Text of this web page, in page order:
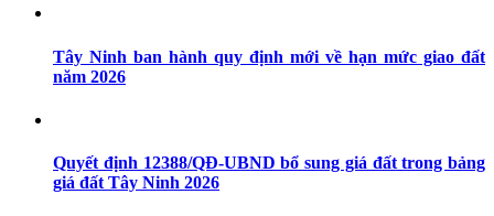
Tây Ninh ban hành quy định mới về hạn mức giao đất
năm 2026
Quyết định 12388/QĐ-UBND bổ sung giá đất trong bảng
giá đất Tây Ninh 2026